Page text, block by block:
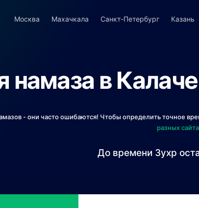
Москва Махачкала Санкт-Петербург Казань
намаза в
- они часто ошибаются! Чтобы определить точное
разных
До времени Зухр